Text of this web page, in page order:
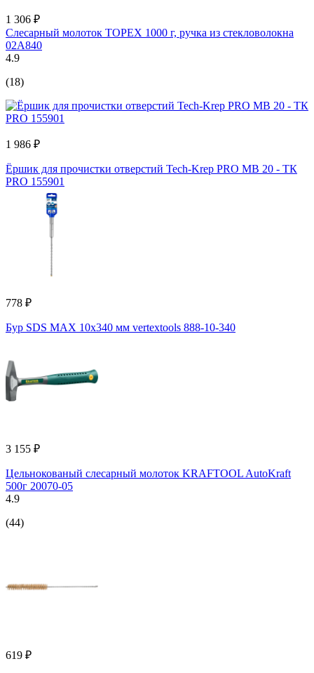
1 306 ₽
Слесарный молоток TOPEX 1000 г, ручка из стекловолокна
02A840
4.9
(18)
1 986 ₽
Ёршик для прочистки отверстий Tech-Krep PRO МВ 20 - ТК
PRO 155901
778 ₽
Бур SDS MAX 10x340 мм vertextools 888-10-340
3 155 ₽
Цельнокованый слесарный молоток KRAFTOOL AutoKraft
500г 20070-05
4.9
(44)
619 ₽